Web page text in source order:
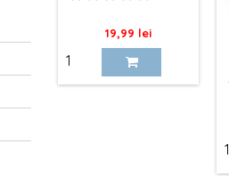
Pret
19,99 lei